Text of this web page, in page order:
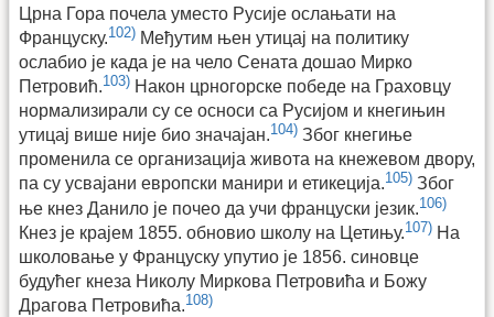
Црна Гора почела уместо Русије ослањати на
Француску.102) Међутим њен утицај на политику
ослабио је када је на чело Сената дошао Мирко
Петровић.103) Након црногорске победе на Граховцу
нормализирали су се осноси са Русијом и кнегињин
утицај више није био значајан.104) Због кнегиње
променила се организација живота на кнежевом двору,
па су усвајани европски манири и етикеција.105) Због
ње кнез Данило је почео да учи француски језик.106)
Кнез је крајем 1855. обновио школу на Цетињу.107) На
школовање у Француску упутио је 1856. синовце
будућег кнеза Николу Миркова Петровића и Божу
Драгова Петровића.108)